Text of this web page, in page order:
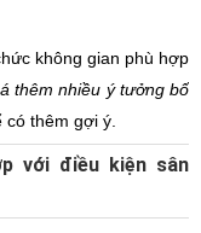
không gian phù hợp
thêm nhiều ý tưởng bố
có thêm gợi ý.
với điều kiện sân